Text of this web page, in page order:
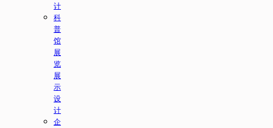
计
科
普
馆
展
览
展
示
设
计
企